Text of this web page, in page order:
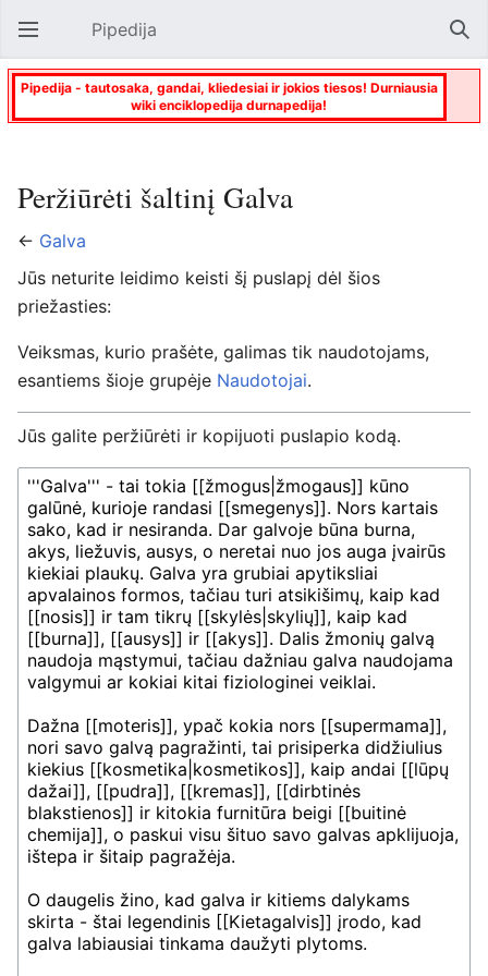
Atverti pagrindinį meniu Pipedija
Pipedija - tautosaka, gandai, kliedesiai ir jokios tiesos! Durniausia
wiki enciklopedija durnapedija!
Peržiūrėti šaltinį Galva
← Galva
Jūs neturite leidimo keisti šį puslapį dėl šios
priežasties:
Veiksmas, kurio prašėte, galimas tik naudotojams,
esantiems šioje grupėje Naudotojai.
Jūs galite peržiūrėti ir kopijuoti puslapio kodą.